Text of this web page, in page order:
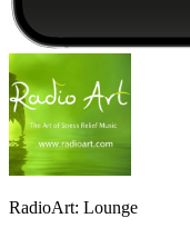
RadioArt: Lounge